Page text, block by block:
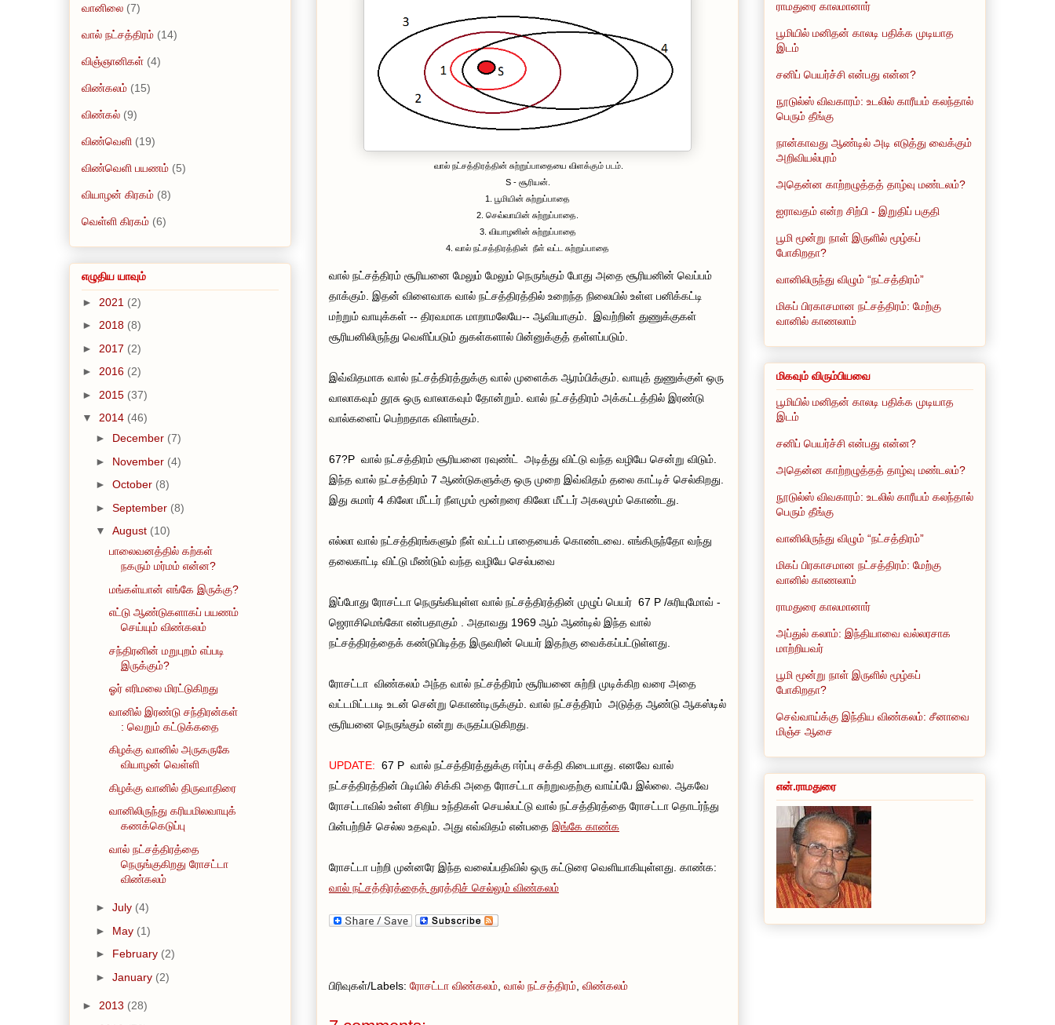
வால் நட்சத்திரத்தின் சுற்றுப்பாதையை விளக்கும் படம்.
S - சூரியன்.
1. பூமியின் சுற்றுப்பாதை
2. செவ்வாயின் சுற்றுப்பாதை.
3. வியாழனின் சுற்றுப்பாதை
4. வால் நட்சத்திரத்தின் நீள் வட்ட சுற்றுப்பாதை
வால் நட்சத்திரம் சூரியனை மேலும் மேலும் நெருங்கும் போது அதை சூரியனின் வெப்பம்
தாக்கும். இதன் விளைவாக வால் நட்சத்திரத்தில் உறைந்த நிலையில் உள்ள பனிக்கட்டி
மற்றும் வாயுக்கள் -- திரவமாக மாறாமலேயே-- ஆவியாகும். இவற்றின் துணுக்குகள்
சூரியனிலிருந்து வெளிப்படும் துகள்களால் பின்னுக்குத் தள்ளப்படும்.
இவ்விதமாக வால் நட்சத்திரத்துக்கு வால் முளைக்க ஆரம்பிக்கும். வாயுத் துணுக்குள் ஒரு
வாலாகவும் தூசு ஒரு வாலாகவும் தோன்றும். வால் நட்சத்திரம் அக்கட்டத்தில் இரண்டு
வால்களைப் பெற்றதாக விளங்கும்.
67?P வால் நட்சத்திரம் சூரியனை ரவுண்ட் அடித்து விட்டு வந்த வழியே சென்று விடும்.
இந்த வால் நட்சத்திரம் 7 ஆண்டுகளுக்கு ஒரு முறை இவ்விதம் தலை காட்டிச் செல்கிறது.
இது சுமார் 4 கிலோ மீட்டர் நீளமும் மூன்றரை கிலோ மீட்டர் அகலமும் கொண்டது.
எல்லா வால் நட்சத்திரங்களும் நீள் வட்டப் பாதையைக் கொண்டவை. எங்கிருந்தோ வந்து
தலைகாட்டி விட்டு மீண்டும் வந்த வழியே செல்பவை
இப்போது ரோசட்டா நெருங்கியுள்ள வால் நட்சத்திரத்தின் முழுப் பெயர் 67 P /சுரியுமோவ் -
ஜெராசிமெங்கோ என்பதாகும் . அதாவது 1969 ஆம் ஆண்டில் இந்த வால்
நட்சத்திரத்தைக் கண்டுபிடித்த இருவரின் பெயர் இதற்கு வைக்கப்பட்டுள்ளது.
ரோசட்டா விண்கலம் அந்த வால் நட்சத்திரம் சூரியனை சுற்றி முடிக்கிற வரை அதை
வட்டமிட்டபடி உடன் சென்று கொண்டிருக்கும். வால் நட்சத்திரம் அடுத்த ஆண்டு ஆகஸ்டில்
சூரியனை நெருங்கும் என்று கருதப்படுகிறது.
UPDATE: 67 P வால் நட்சத்திரத்துக்கு ஈர்ப்பு சக்தி கிடையாது. எனவே வால்
நட்சத்திரத்தின் பிடியில் சிக்கி அதை ரோசட்டா சுற்றுவதற்கு வாய்ப்பே இல்லை. ஆகவே
ரோசட்டாவில் உள்ள சிறிய உந்திகள் செயல்பட்டு வால் நட்சத்திரத்தை ரோசட்டா தொடர்ந்து
பின்பற்றிச் செல்ல உதவும். அது எவ்விதம் என்பதை இங்கே காண்க
ரோசட்டா பற்றி முன்னரே இந்த வலைப்பதிவில் ஒரு கட்டுரை வெளியாகியுள்ளது. காண்க:
வால் நட்சத்திரத்தைத் துரத்திச் செல்லும் விண்கலம்
பிரிவுகள்/Labels: ரோசட்டா விண்கலம் வால் நட்சத்திரம் விண்கலம்
வானிலை (7)
வால் நட்சத்திரம் (14)
விஞ்ஞானிகள் (4)
விண்கலம் (15)
விண்கல் (9)
விண்வெளி (19)
விண்வெளி பயணம் (5)
வியாழன் கிரகம் (8)
வெள்ளி கிரகம் (6)
எழுதிய யாவும்
► 2021 (2)
► 2018 (8)
► 2017 (2)
► 2016 (2)
► 2015 (37)
▼ 2014 (46)
► December (7)
► November (4)
► October (8)
► September (8)
▼ August (10)
பாலைவனத்தில் கற்கள்
நகரும் மர்மம் என்ன?
மங்கள்யான் எங்கே இருக்கு?
எட்டு ஆண்டுகளாகப் பயணம்
செய்யும் விண்கலம்
சந்திரனின் மறுபுறம் எப்படி
இருக்கும்?
ஓர் எரிமலை மிரட்டுகிறது
வானில் இரண்டு சந்திரன்கள்
: வெறும் கட்டுக்கதை
கிழக்கு வானில் அருகருகே
வியாழன் வெள்ளி
கிழக்கு வானில் திருவாதிரை
வானிலிருந்து கரியமிலவாயுக்
கணக்கெடுப்பு
வால் நட்சத்திரத்தை
நெருங்குகிறது ரோசட்டா
விண்கலம்
► July (4)
► May (1)
► February (2)
► January (2)
► 2013 (28)
ராமதுரை காலமானார்
பூமியில் மனிதன் காலடி பதிக்க முடியாத
இடம்
சனிப் பெயர்ச்சி என்பது என்ன?
நூடுல்ஸ் விவகாரம்: உடலில் காரீயம் கலந்தால்
பெரும் தீங்கு
நான்காவது ஆண்டில் அடி எடுத்து வைக்கும்
அறிவியல்புரம்
அதென்ன காற்றழுத்தத் தாழ்வு மண்டலம்?
ஐராவதம் என்ற சிற்பி - இறுதிப் பகுதி
பூமி மூன்று நாள் இருளில் மூழ்கப்
போகிறதா?
வானிலிருந்து விழும் “நட்சத்திரம்”
மிகப் பிரகாசமான நட்சத்திரம்: மேற்கு
வானில் காணலாம்
மிகவும் விரும்பியவை
பூமியில் மனிதன் காலடி பதிக்க முடியாத
இடம்
சனிப் பெயர்ச்சி என்பது என்ன?
அதென்ன காற்றழுத்தத் தாழ்வு மண்டலம்?
நூடுல்ஸ் விவகாரம்: உடலில் காரீயம் கலந்தால்
பெரும் தீங்கு
வானிலிருந்து விழும் “நட்சத்திரம்”
மிகப் பிரகாசமான நட்சத்திரம்: மேற்கு
வானில் காணலாம்
ராமதுரை காலமானார்
அப்துல் கலாம்: இந்தியாவை வல்லரசாக
மாற்றியவர்
பூமி மூன்று நாள் இருளில் மூழ்கப்
போகிறதா?
செவ்வாய்க்கு இந்திய விண்கலம்: சீனாவை
மிஞ்ச ஆசை
என்.ராமதுரை